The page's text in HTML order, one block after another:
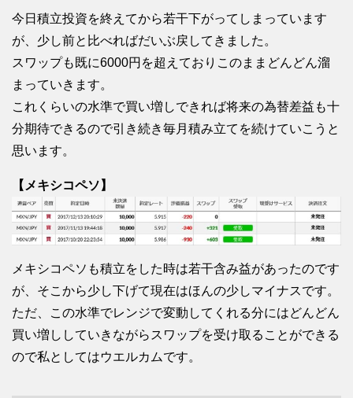
今日積立投資を終えてから若干下がってしまっています
が、少し前と比べればだいぶ戻してきました。
スワップも既に6000円を超えておりこのままどんどん溜
まっていきます。
これくらいの水準で買い増しできれば将来の為替差益も十
分期待できるので引き続き毎月積み立てを続けていこうと
思います。
【メキシコペソ】
メキシコペソも積立をした時は若干含み益があったのです
が、そこから少し下げて現在はほんの少しマイナスです。
ただ、この水準でレンジで変動してくれる分にはどんどん
買い増ししていきながらスワップを受け取ることができる
ので私としてはウエルカムです。